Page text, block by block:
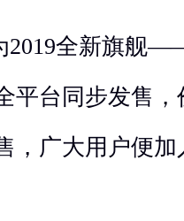
2019全新旗舰
平台同步发售 ，
， 广大用户便